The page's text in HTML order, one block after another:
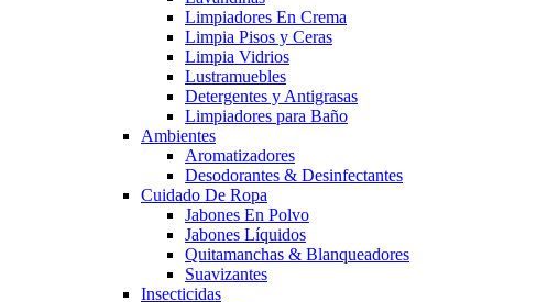
Limpiadores En Crema
Limpia Pisos y Ceras
Limpia Vidrios
Lustramuebles
Detergentes y Antigrasas
Limpiadores para Baño
Ambientes
Aromatizadores
Desodorantes & Desinfectantes
Cuidado De Ropa
Jabones En Polvo
Jabones Líquidos
Quitamanchas & Blanqueadores
Suavizantes
Insecticidas